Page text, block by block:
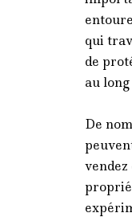
qui
de
au
De
vendez